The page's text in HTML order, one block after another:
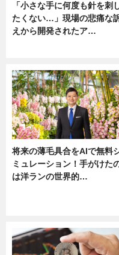
「小さな手に何度も針を刺
たくない…」現場の悲痛な
えから開発されたア…
将来の薄毛具合をAIで無料
ミュレーション！手がけた
は洋ランの世界的…